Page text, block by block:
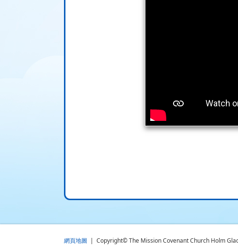
網頁地圖 | Copyright© The Mission Covenant Church Holm